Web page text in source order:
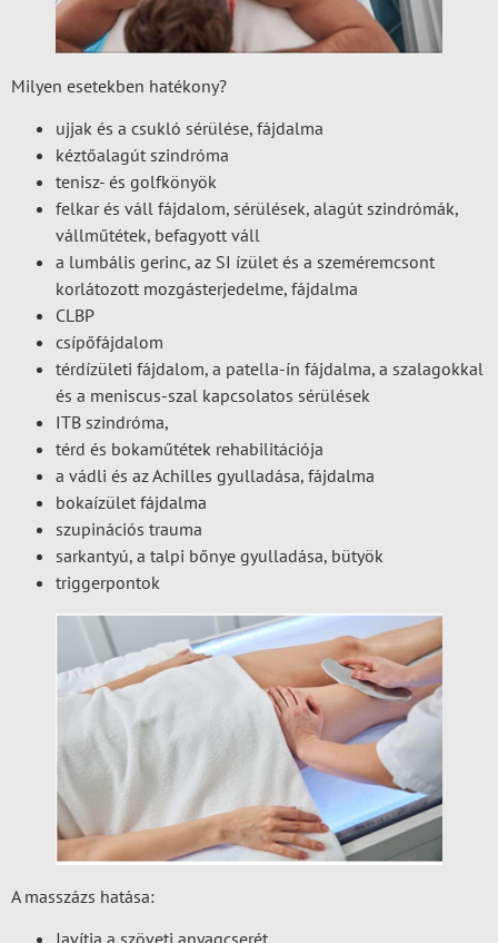
Milyen esetekben hatékony?
ujjak és a csukló sérülése, fájdalma
kéztőalagút szindróma
tenisz- és golfkönyök
felkar és váll fájdalom, sérülések, alagút szindrómák,
vállműtétek, befagyott váll
a lumbális gerinc, az SI ízület és a szeméremcsont
korlátozott mozgásterjedelme, fájdalma
CLBP
csípőfájdalom
térdízületi fájdalom, a patella-ín fájdalma, a szalagokkal
és a meniscus-szal kapcsolatos sérülések
ITB szindróma,
térd és bokaműtétek rehabilitációja
a vádli és az Achilles gyulladása, fájdalma
bokaízület fájdalma
szupinációs trauma
sarkantyú, a talpi bőnye gyulladása, bütyök
triggerpontok
A masszázs hatása: